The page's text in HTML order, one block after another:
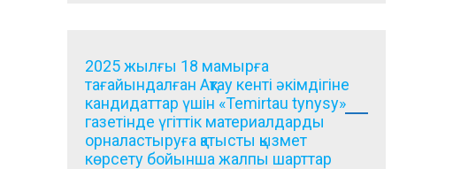
2025 жылғы 18 мамырға
тағайындалған Ақтау кенті әкімдігіне
кандидаттар үшін «Temirtau tynysy»
газетінде үгіттік материалдарды
орналастыруға қатысты қызмет
көрсету бойынша жалпы шарттар